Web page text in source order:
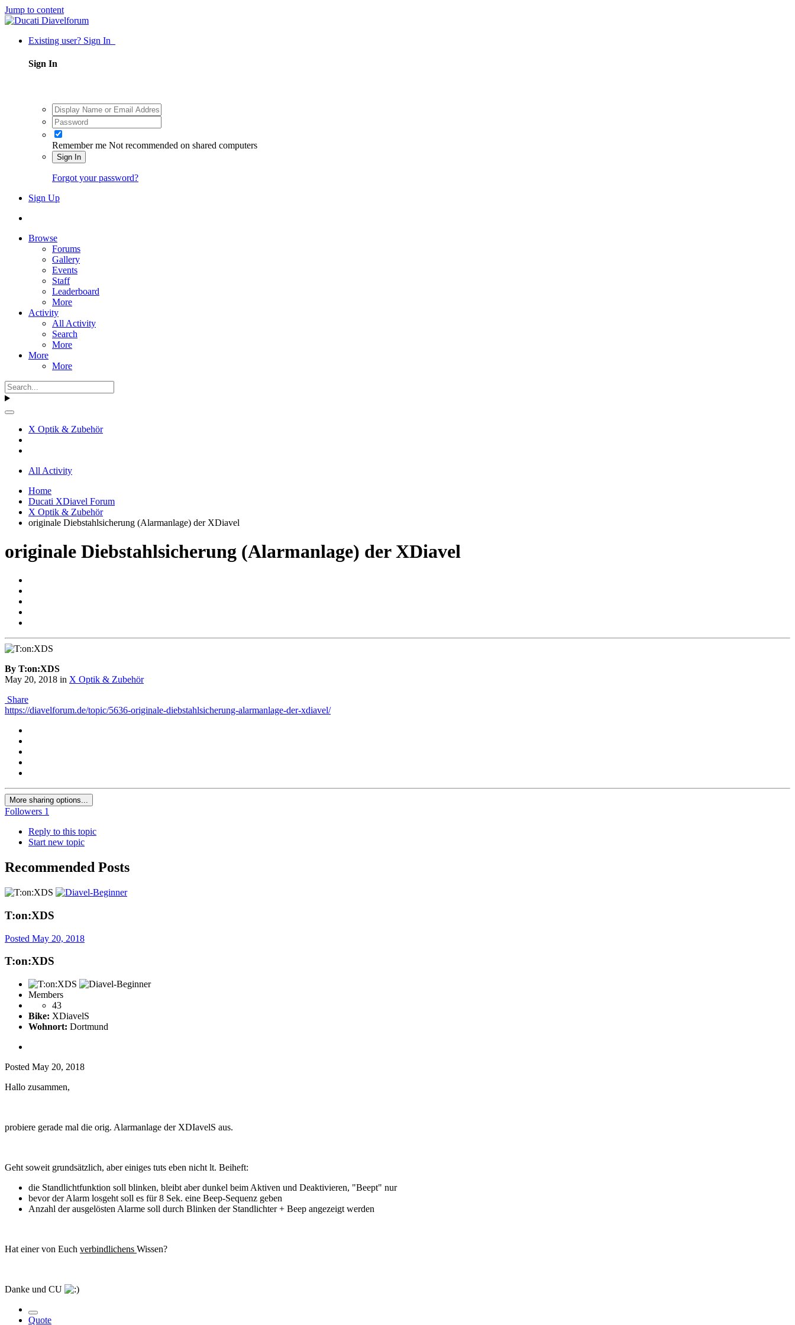
Jump to content
Existing user? Sign In
Sign In
Remember me Not recommended on shared computers
Sign In
Forgot your password?
Sign Up
Browse
Forums
Gallery
Events
Staff
Leaderboard
More
Activity
All Activity
Search
More
More
More
X Optik & Zubehör
All Activity
Home
Ducati XDiavel Forum
X Optik & Zubehör
originale Diebstahlsicherung (Alarmanlage) der XDiavel
originale Diebstahlsicherung (Alarmanlage) der XDiavel
By T:on:XDS
May 20, 2018 in X Optik & Zubehör
Share
https://diavelforum.de/topic/5636-originale-diebstahlsicherung-alarmanlage-der-xdiavel/
More sharing options...
Followers 1
Reply to this topic
Start new topic
Recommended Posts
T:on:XDS
Posted May 20, 2018
T:on:XDS
Members
43
Bike: XDiavelS
Wohnort: Dortmund
Posted May 20, 2018
Hallo zusammen,
probiere gerade mal die orig. Alarmanlage der XDIavelS aus.
Geht soweit grundsätzlich, aber einiges tuts eben nicht lt. Beiheft:
die Standlichtfunktion soll blinken, bleibt aber dunkel beim Aktiven und Deaktivieren, "Beept" nur
bevor der Alarm losgeht soll es für 8 Sek. eine Beep-Sequenz geben
Anzahl der ausgelösten Alarme soll durch Blinken der Standlichter + Beep angezeigt werden
Hat einer von Euch verbindlichens Wissen?
Danke und CU
Quote